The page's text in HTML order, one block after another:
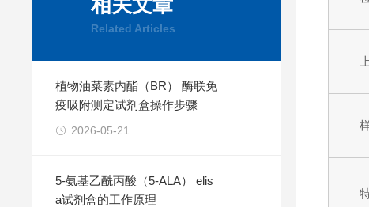
相关文章
Related Articles
植物油菜素内酯（BR） 酶联免
疫吸附测定试剂盒操作步骤
2026-05-21
5-氨基乙酰丙酸（5-ALA） elis
a试剂盒的工作原理